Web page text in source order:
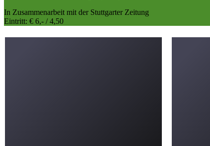
In Zusammenarbeit mit der Stuttgarter Zeitung
Eintritt: € 6,- / 4,50